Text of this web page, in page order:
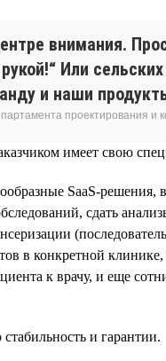
внимания.
Или
и наши
проектирования и
имеет свою
SaaS-решения,
сдать
в конкретной
к врачу, и еще
и гарантии.